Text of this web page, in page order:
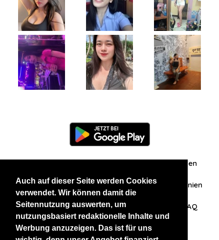
Auch auf dieser Seite werden Cookies
verwendet. Wir können damit die
Seitennutzung auswerten, um
nutzungsbasiert redaktionelle Inhalte und
Werbung anzuzeigen. Das ist für uns
Zuschriften/Erfahrungen
Datenschutzerklärung AGB Datenschutzrichtlinien
Nehmen Sie Kontakt mit uns auf FAQ
Unsere anderen Websites